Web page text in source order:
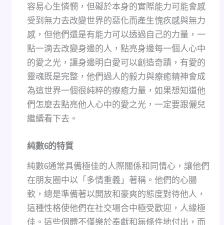
容易心生憐憫，但礙於本身的實際能力可能會感
受到無力去改變世界的惡化而產生愧疚感與無力
感，但他們還是有能力可以透過自己的力量，一
點一滴去改變身邊的人，點亮身邊每一個人心中
的愛之光，讓身邊明白愛可以創造奇蹟，有愛的
靈魂既是完整，他們過人的毅力與療癒精神會成
為這世界一個很純粹的療癒力量，如果想知道他
們怎麼去點亮他人心中的愛之光，一定要跟儷兒
繼續看下去。
純數6的特質
純數6通常具備極佳的人際關係和同情心，讓他們
在朋友圈中以「多情重義」著稱。他們的心腸
軟，總是準備著以開放和豪爽的態度對待他人，
這種性格使他們在社交場合中極受歡迎，人緣極
佳。這些個體不僅樂於奉獻和無條件地付出，而